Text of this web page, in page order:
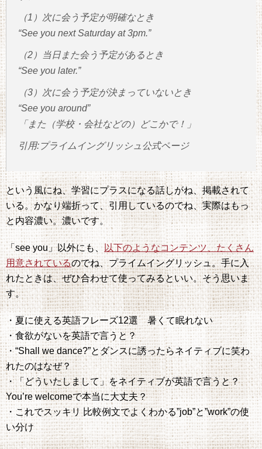
（1）次に会う予定が明確なとき
“See you next Saturday at 3pm.”
（2）当日また会う予定があるとき
“See you later.”
（3）次に会う予定が決まっていないとき
“See you around”
「また（学校・会社などの）どこかで！」
引用:プライムイングリッシュ公式ページ
という風にね、学習にプラスになる話しがね、掲載されて
いる。かなり端折って、引用しているのでね、実際はもっ
と内容濃い。濃いです。
「see you」以外にも、以下のようなコンテンツ、たくさん
用意されているのでね、プライムイングリッシュ。手に入
れたときは、ぜひ合わせて使ってみるといい。そう思いま
す。
・夏に使える英語フレーズ12選 暑くて眠れない
・食欲がないを英語で言うと？
・“Shall we dance?”とダンスに誘ったらネイティブに笑わ
れたのはなぜ？
・「どういたしまして」をネイティブが英語で言うと？
You’re welcomeで本当に大丈夫？
・これでスッキリ 比較例文でよくわかる”job”と”work”の使
い分け